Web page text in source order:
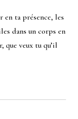
en ta présence, les
dans un corps en
que veux tu qu’il